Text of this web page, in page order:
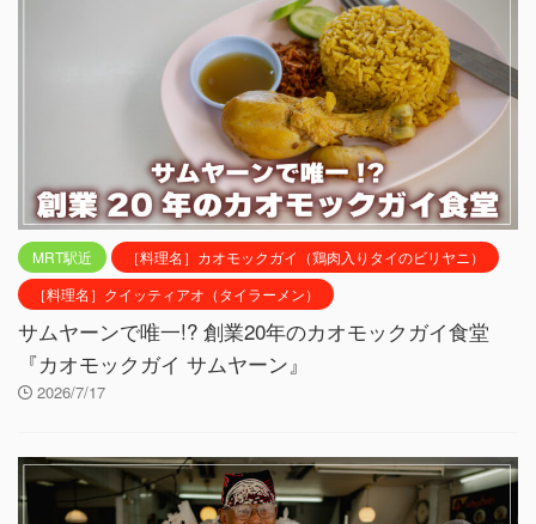
MRT駅近
［料理名］カオモックガイ（鶏肉入りタイのビリヤニ）
［料理名］クイッティアオ（タイラーメン）
サムヤーンで唯一!? 創業20年のカオモックガイ食堂
『カオモックガイ サムヤーン』
2026/7/17